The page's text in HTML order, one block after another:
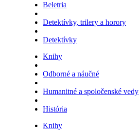
Beletria
Detektívky, trilery a horory
Detektívky
Knihy
Odborné a náučné
Humanitné a spoločenské vedy
História
Knihy